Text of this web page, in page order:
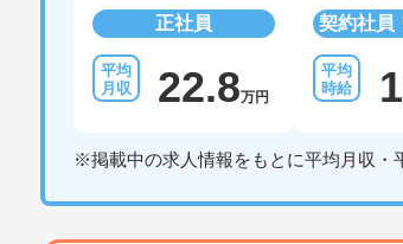
正社員
22.8万円
契約社員
※掲載中の求人情報をもとに平均月収・